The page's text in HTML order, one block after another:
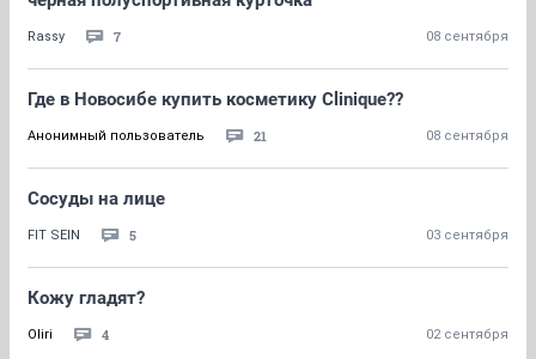
Rassy 7 08 сентября
Где в Новосибе купить косметику Clinique??
Анонимный пользователь 21 08 сентября
Сосуды на лице
FIT SEIN 5 03 сентября
Кожу гладят?
Oliri 4 02 сентября